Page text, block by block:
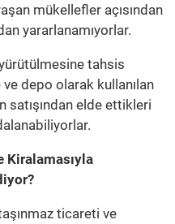
mükellefler açısından
yararlanamıyorlar.
tahsis
depo olarak kullanılan
satışından elde ettikleri
Kiralamasıyla
ticareti ve